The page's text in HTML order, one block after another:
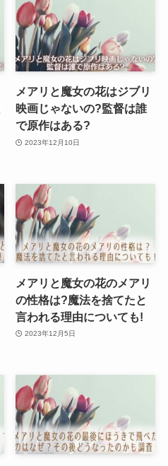
メアリと魔女の花はジブリ
映画じゃないの?監督は誰
で原作はある?
2023年12月10日
メアリと魔女の花のメアリ
の性格は?魔法を捨てたと
言われる理由についても!
2023年12月5日